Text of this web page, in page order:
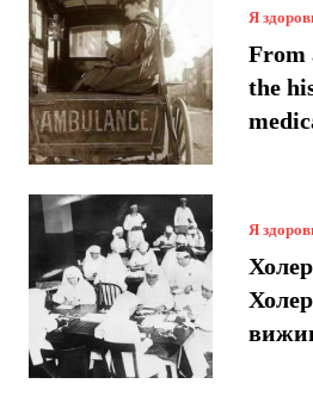
Я
From
the
Я